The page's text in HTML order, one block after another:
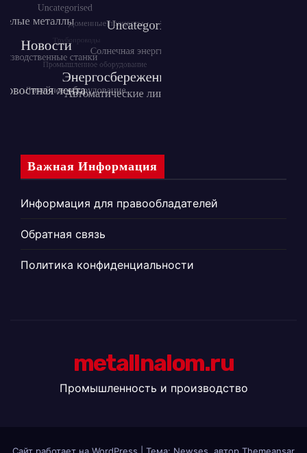
Важная Информация
Информация для правообладателей
Обратная связь
Политика конфиденциальности
metallnalom.ru
Промышленность и производство